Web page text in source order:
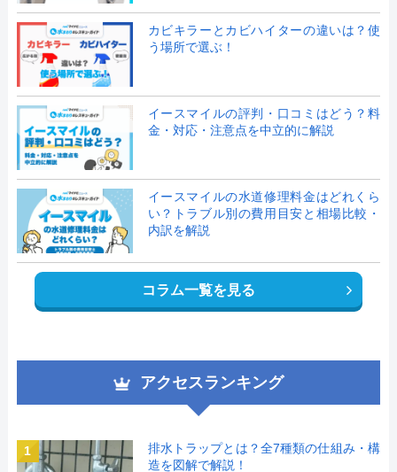
カビキラーとカビハイターの違いは？使
う場所で選ぶ！
イースマイルの評判・口コミはどう？料
金・対応・注意点を中立的に解説
イースマイルの水道修理料金はどれくら
い？トラブル別の費用目安と相場比較・
内訳を解説
コラム一覧を見る
アクセスランキング
1
排水トラップとは？全7種類の仕組み・構
造を図解で解説！